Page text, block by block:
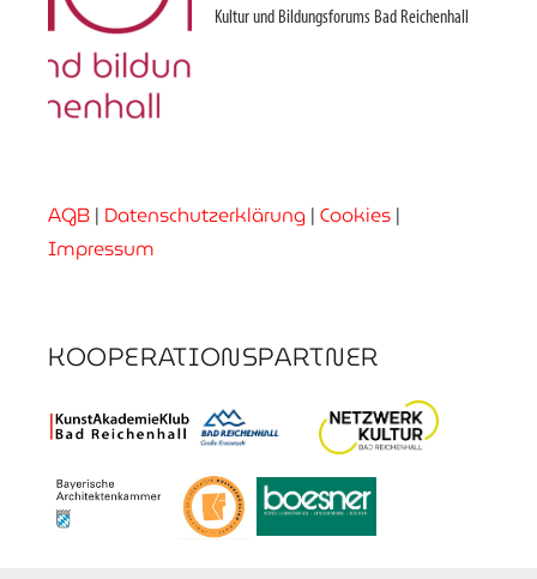
Kultur und Bildungsforums Bad Reichenhall
AGB | Datenschutzerklärung | Cookies |
Impressum
KOOPERATIONSPARTNER